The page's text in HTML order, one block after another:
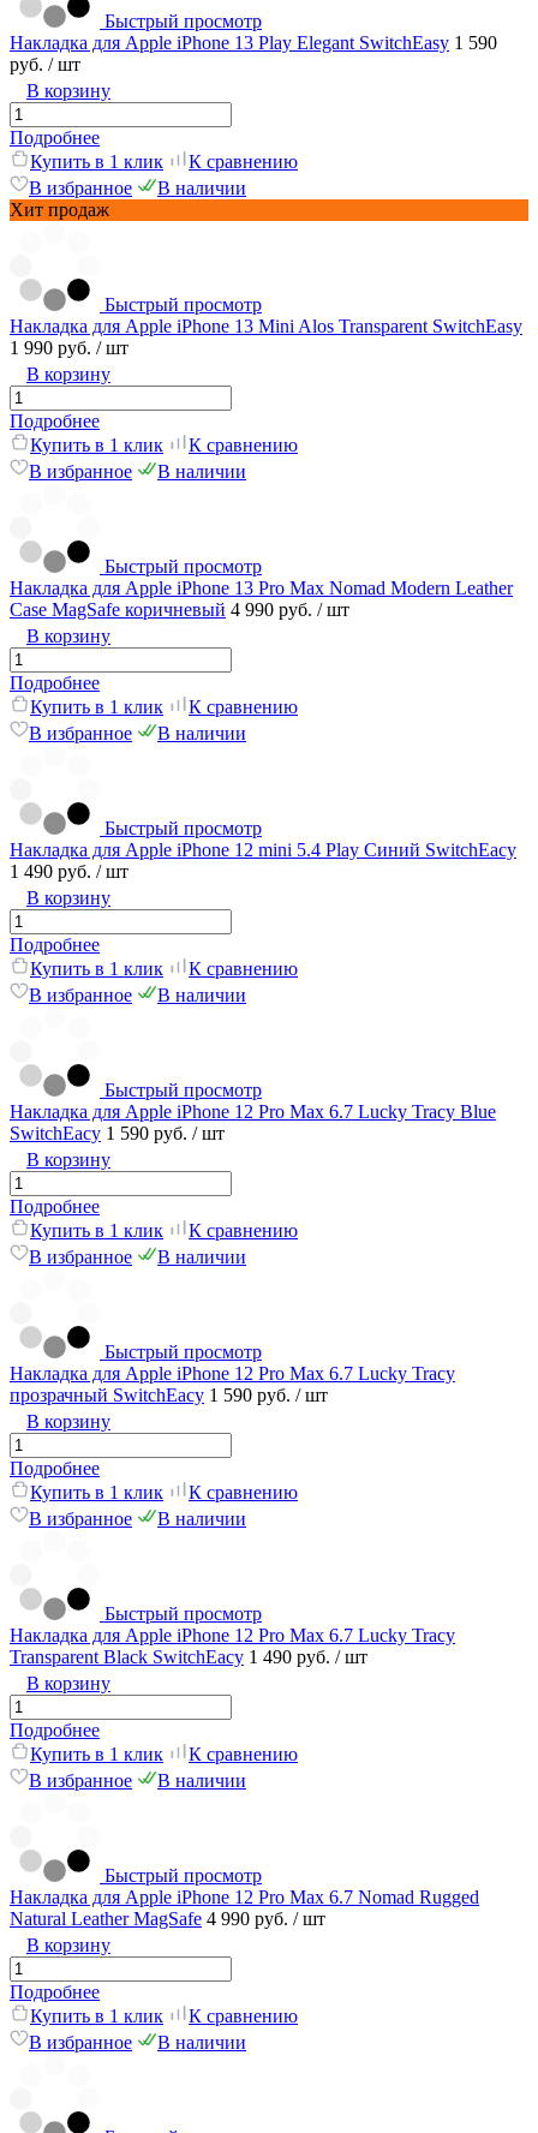
Быстрый просмотр
Накладка для Apple iPhone 13 Play Elegant SwitchEasy 1 590
руб. / шт
В корзину
Подробнее
Купить в 1 клик
К сравнению
В избранное
В наличии
Хит продаж
Быстрый просмотр
Накладка для Apple iPhone 13 Mini Alos Transparent SwitchEasy
1 990 руб. / шт
В корзину
Подробнее
Купить в 1 клик
К сравнению
В избранное
В наличии
Быстрый просмотр
Накладка для Apple iPhone 13 Pro Max Nomad Modern Leather
Case MagSafe коричневый 4 990 руб. / шт
В корзину
Подробнее
Купить в 1 клик
К сравнению
В избранное
В наличии
Быстрый просмотр
Накладка для Apple iPhone 12 mini 5.4 Play Синий SwitchEacy
1 490 руб. / шт
В корзину
Подробнее
Купить в 1 клик
К сравнению
В избранное
В наличии
Быстрый просмотр
Накладка для Apple iPhone 12 Pro Max 6.7 Lucky Tracy Blue
SwitchEacy 1 590 руб. / шт
В корзину
Подробнее
Купить в 1 клик
К сравнению
В избранное
В наличии
Быстрый просмотр
Накладка для Apple iPhone 12 Pro Max 6.7 Lucky Tracy
прозрачный SwitchEacy 1 590 руб. / шт
В корзину
Подробнее
Купить в 1 клик
К сравнению
В избранное
В наличии
Быстрый просмотр
Накладка для Apple iPhone 12 Pro Max 6.7 Lucky Tracy
Transparent Black SwitchEacy 1 490 руб. / шт
В корзину
Подробнее
Купить в 1 клик
К сравнению
В избранное
В наличии
Быстрый просмотр
Накладка для Apple iPhone 12 Pro Max 6.7 Nomad Rugged
Natural Leather MagSafe 4 990 руб. / шт
В корзину
Подробнее
Купить в 1 клик
К сравнению
В избранное
В наличии